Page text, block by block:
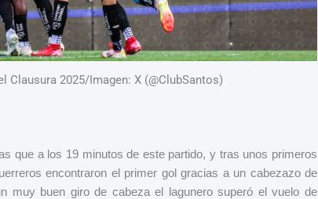
Clausura 2025/Imagen: X (@ClubSantos)
que a los 19 minutos de este partido, y tras unos primeros
encontraron el primer gol gracias a un cabezazo de
muy buen giro de cabeza el lagunero superó el vuelo de